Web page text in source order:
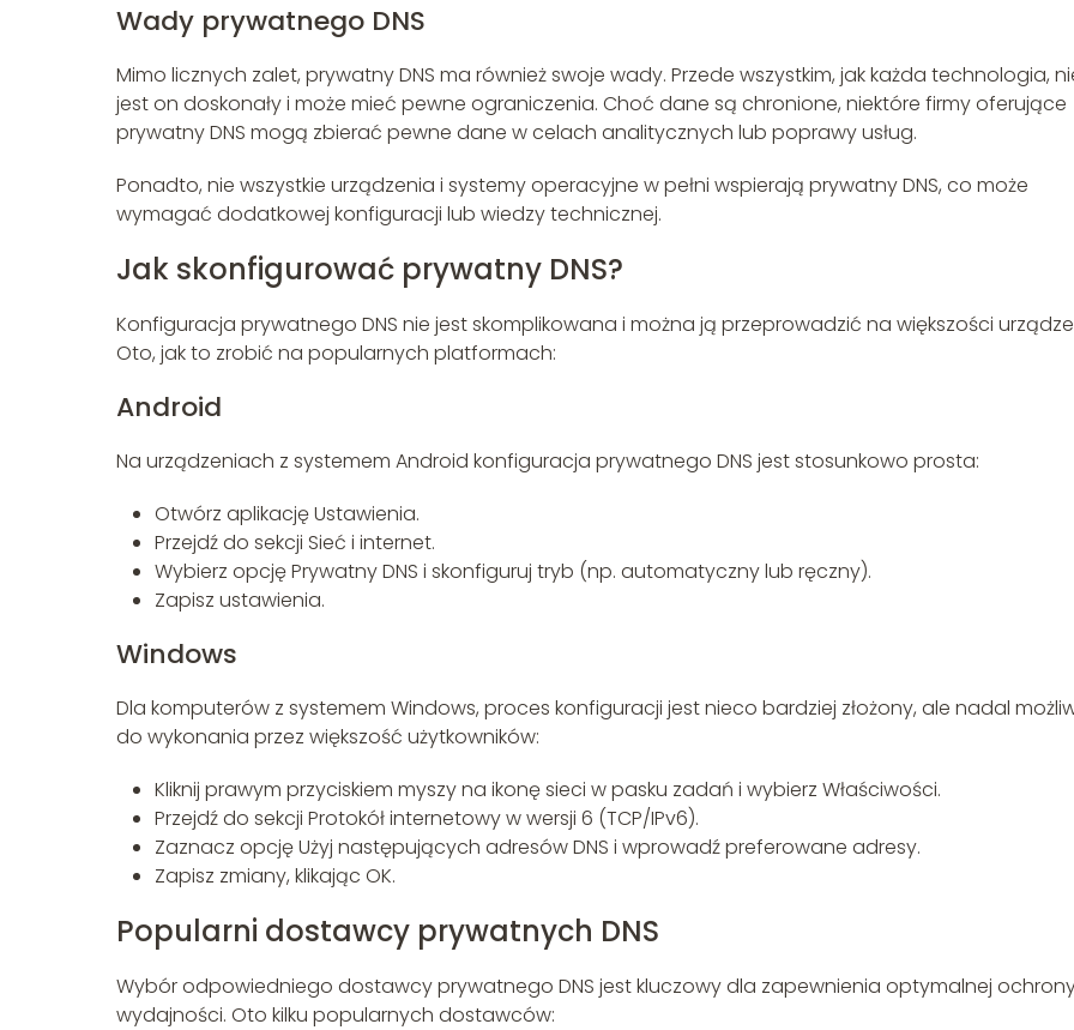
Wady prywatnego DNS
Mimo licznych zalet, prywatny DNS ma również swoje wady. Przede wszystkim, jak każda technologia,
jest on doskonały i może mieć pewne ograniczenia. Choć dane są chronione, niektóre firmy oferujące
prywatny DNS mogą zbierać pewne dane w celach analitycznych lub poprawy usług.
Ponadto, nie wszystkie urządzenia i systemy operacyjne w pełni wspierają prywatny DNS, co może
wymagać dodatkowej konfiguracji lub wiedzy technicznej.
Jak skonfigurować prywatny DNS?
Konfiguracja prywatnego DNS nie jest skomplikowana i można ją przeprowadzić na większości
Oto, jak to zrobić na popularnych platformach:
Android
Na urządzeniach z systemem Android konfiguracja prywatnego DNS jest stosunkowo prosta:
Otwórz aplikację Ustawienia.
Przejdź do sekcji Sieć i internet.
Wybierz opcję Prywatny DNS i skonfiguruj tryb (np. automatyczny lub ręczny).
Zapisz ustawienia.
Windows
Dla komputerów z systemem Windows, proces konfiguracji jest nieco bardziej złożony, ale nadal
do wykonania przez większość użytkowników:
Kliknij prawym przyciskiem myszy na ikonę sieci w pasku zadań i wybierz Właściwości.
Przejdź do sekcji Protokół internetowy w wersji 6 (TCP/IPv6).
Zaznacz opcję Użyj następujących adresów DNS i wprowadź preferowane adresy.
Zapisz zmiany, klikając OK.
Popularni dostawcy prywatnych DNS
Wybór odpowiedniego dostawcy prywatnego DNS jest kluczowy dla zapewnienia optymalnej
wydajności. Oto kilku popularnych dostawców: